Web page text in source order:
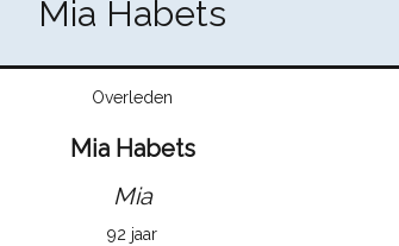
Mia Habets
Overleden
Mia Habets
Mia
92 jaar